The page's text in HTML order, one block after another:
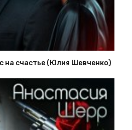
на счастье (Юлия Шевченко)